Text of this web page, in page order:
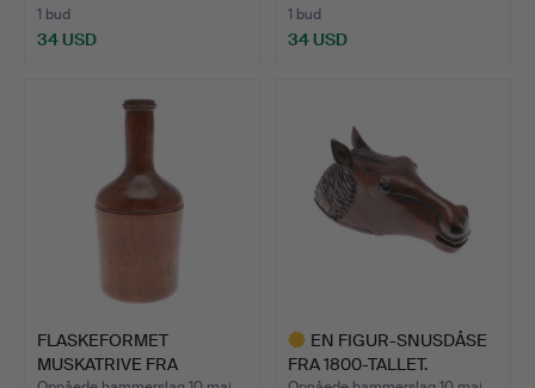
1 bud
34 USD
1 bud
34 USD
FLASKEFORMET
MUSKATRIVE FRA
EN FIGUR-SNUSDÅSE
FRA 1800-TALLET.